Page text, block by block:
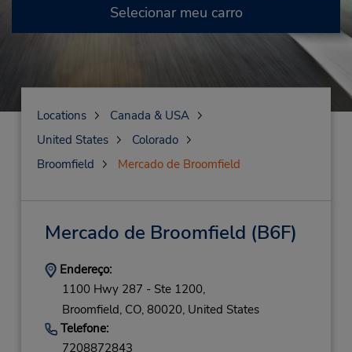
Selecionar meu carro
Locations
Canada & USA
United States
Colorado
Broomfield
Mercado de Broomfield
Mercado de Broomfield (B6F)
Endereço:
1100 Hwy 287 - Ste 1200,
Broomfield, CO, 80020, United States
Telefone:
7208872843